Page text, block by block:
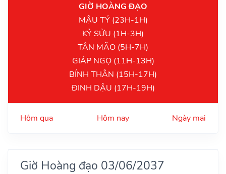
GIỜ HOÀNG ĐẠO
MẬU TÝ (23H-1H)
KỶ SỬU (1H-3H)
TÂN MÃO (5H-7H)
GIÁP NGỌ (11H-13H)
BÍNH THÂN (15H-17H)
ĐINH DẬU (17H-19H)
Hôm qua Hôm nay Ngày mai
Giờ Hoàng đạo 03/06/2037